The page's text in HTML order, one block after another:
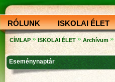
RÓLUNK ISKOLAI ÉLET
CÍMLAP » ISKOLAI ÉLET » Archívum »
Eseménynaptár